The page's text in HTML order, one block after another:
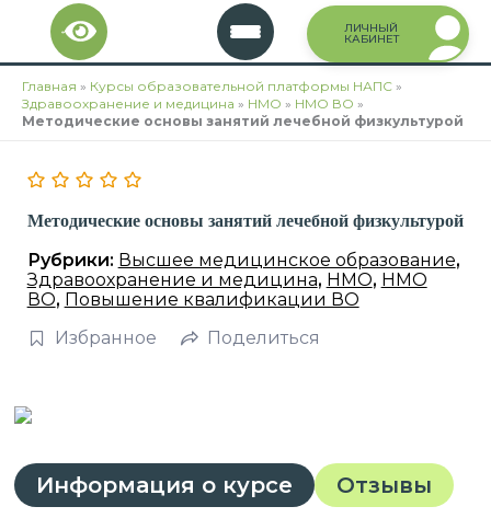
Перейти
содержимому
ЛИЧНЫЙ
КАБИНЕТ
Главная » Курсы образовательной платформы НАПС »
Здравоохранение и медицина » НМО » НМО ВО »
Методические основы занятий лечебной физкультурой
Методические основы занятий лечебной физкультурой
Рубрики: Высшее медицинское образование,
Здравоохранение и медицина, НМО, НМО
ВО, Повышение квалификации ВО
Избранное
Поделиться
Информация о курсе Отзывы